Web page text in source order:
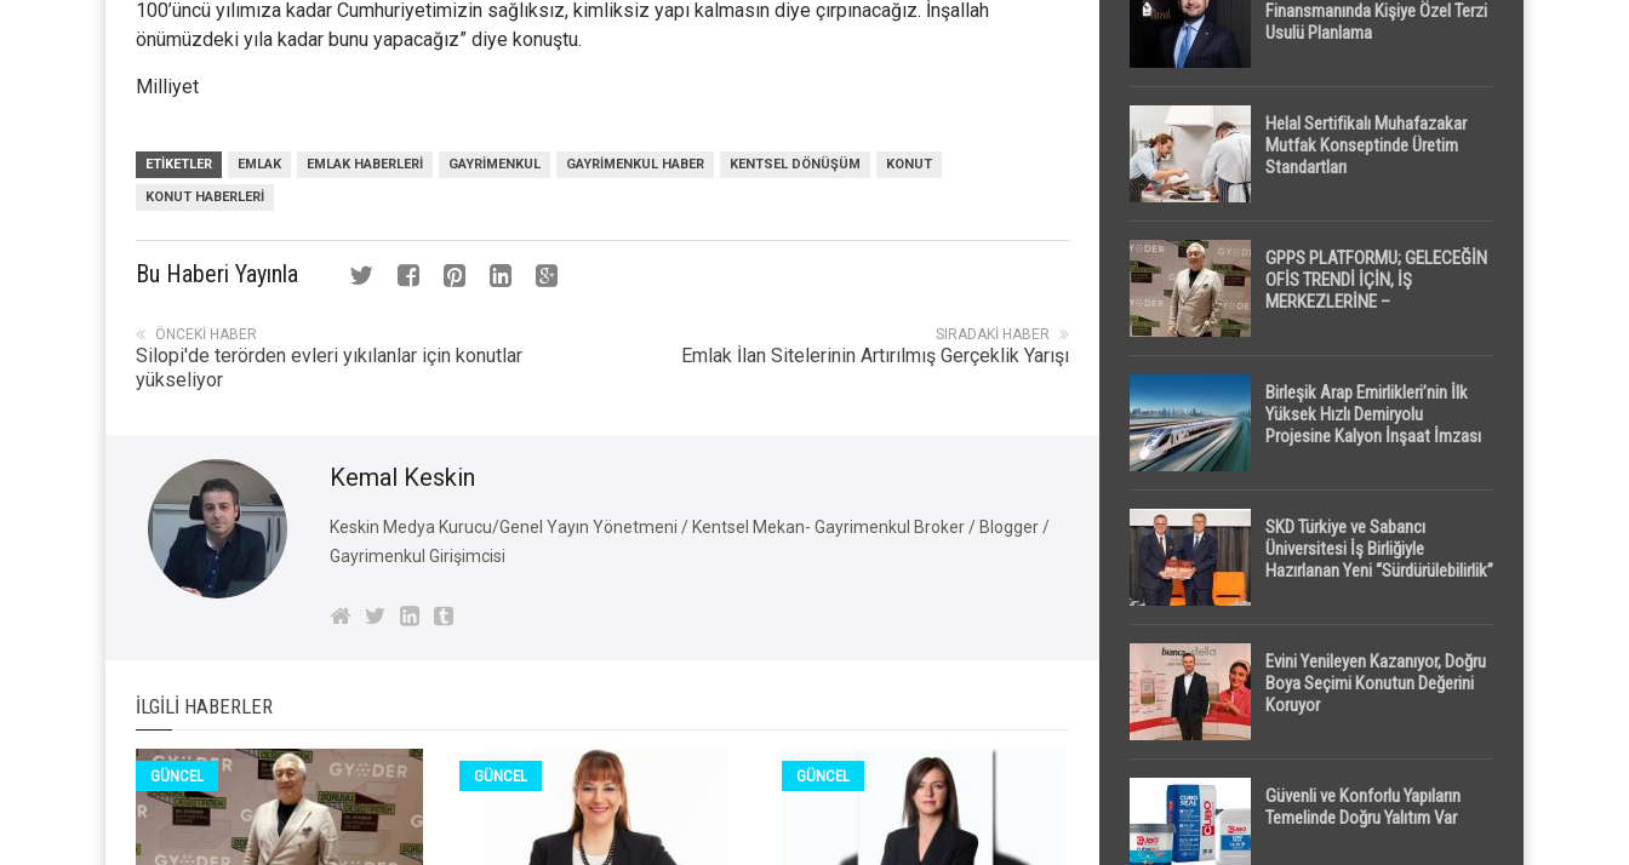
100’üncü yılımıza kadar Cumhuriyetimizin sağlıksız, kimliksiz yapı kalmasın diye çırpınacağız. İnşallah
önümüzdeki yıla kadar bunu yapacağız” diye konuştu.
Milliyet
ETIKETLER EMLAK EMLAK HABERLERI GAYRIMENKUL GAYRIMENKUL HABER KENTSEL DÖNÜŞÜM KONUT
KONUT HABERLERI
Bu Haberi Yayınla
SIRADAKI HABER
Emlak İlan Sitelerinin Artırılmış Gerçeklik Yarışı
ÖNCEKI HABER
Silopi'de terörden evleri yıkılanlar için konutlar
yükseliyor
Kemal Keskin
Keskin Medya Kurucu/Genel Yayın Yönetmeni / Kentsel Mekan- Gayrimenkul Broker / Blogger /
Gayrimenkul Girişimcisi
İLGILI HABERLER
GÜNCEL GÜNCEL GÜNCEL
Finansmanında Kişiye Özel Terzi
Usulü Planlama
Helal Sertifikalı Muhafazakar
Mutfak Konseptinde Üretim
Standartları
GPPS PLATFORMU; GELECEĞİN
OFİS TRENDİ İÇİN, İŞ
MERKEZLERİNE –
Birleşik Arap Emirlikleri’nin İlk
Yüksek Hızlı Demiryolu
Projesine Kalyon İnşaat İmzası
SKD Türkiye ve Sabancı
Üniversitesi İş Birliğiyle
Hazırlanan Yeni “Sürdürülebilirlik”
Evini Yenileyen Kazanıyor, Doğru
Boya Seçimi Konutun Değerini
Koruyor
Güvenli ve Konforlu Yapıların
Temelinde Doğru Yalıtım Var